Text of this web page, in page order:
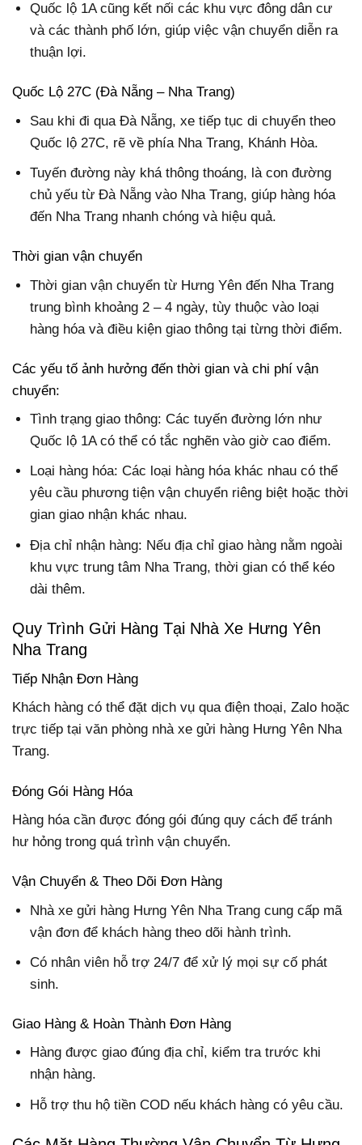
Quốc lộ 1A cũng kết nối các khu vực đông dân cư
và các thành phố lớn, giúp việc vận chuyển diễn ra
thuận lợi.
Quốc Lộ 27C (Đà Nẵng – Nha Trang)
Sau khi đi qua Đà Nẵng, xe tiếp tục di chuyển theo
Quốc lộ 27C, rẽ về phía Nha Trang, Khánh Hòa.
Tuyến đường này khá thông thoáng, là con đường
chủ yếu từ Đà Nẵng vào Nha Trang, giúp hàng hóa
đến Nha Trang nhanh chóng và hiệu quả.
Thời gian vận chuyển
Thời gian vận chuyển từ Hưng Yên đến Nha Trang
trung bình khoảng 2 – 4 ngày, tùy thuộc vào loại
hàng hóa và điều kiện giao thông tại từng thời điểm.
Các yếu tố ảnh hưởng đến thời gian và chi phí vận
chuyển:
Tình trạng giao thông: Các tuyến đường lớn như
Quốc lộ 1A có thể có tắc nghẽn vào giờ cao điểm.
Loại hàng hóa: Các loại hàng hóa khác nhau có thể
yêu cầu phương tiện vận chuyển riêng biệt hoặc thời
gian giao nhận khác nhau.
Địa chỉ nhận hàng: Nếu địa chỉ giao hàng nằm ngoài
khu vực trung tâm Nha Trang, thời gian có thể kéo
dài thêm.
Quy Trình Gửi Hàng Tại Nhà Xe Hưng Yên
Nha Trang
Tiếp Nhận Đơn Hàng
Khách hàng có thể đặt dịch vụ qua điện thoại, Zalo hoặc
trực tiếp tại văn phòng nhà xe gửi hàng Hưng Yên Nha
Trang.
Đóng Gói Hàng Hóa
Hàng hóa cần được đóng gói đúng quy cách để tránh
hư hỏng trong quá trình vận chuyển.
Vận Chuyển & Theo Dõi Đơn Hàng
Nhà xe gửi hàng Hưng Yên Nha Trang cung cấp mã
vận đơn để khách hàng theo dõi hành trình.
Có nhân viên hỗ trợ 24/7 để xử lý mọi sự cố phát
sinh.
Giao Hàng & Hoàn Thành Đơn Hàng
Hàng được giao đúng địa chỉ, kiểm tra trước khi
nhận hàng.
Hỗ trợ thu hộ tiền COD nếu khách hàng có yêu cầu.